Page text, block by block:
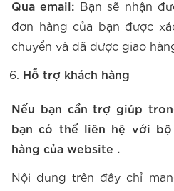
Qua email: Bạn sẽ nhận
đơn hàng của bạn được
chuyển và đã được giao
Hỗ trợ khách hàng
Nếu bạn cần trợ giúp
bạn có thể liên hệ với bộ
hàng của website .
Nội dung trên đây chỉ